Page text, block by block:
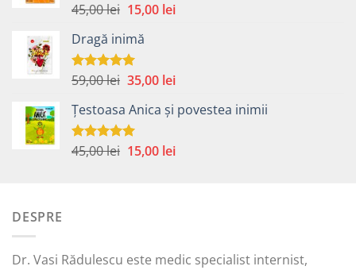
Evaluat la
45,00lei Prețul
a
fost:
45,00 lei.
15,00 leiPrețul
Dragă inimă
Evaluat la
59,00lei Prețul
a
fost:
59,00 lei.
35,00 leiPrețul
este:
Țestoasa Anica și povestea inimii
Evaluat la
45,00lei Prețul
15,00 leiPrețul
DESPRE
Dr. Vasi Rădulescu este medic specialist internist,